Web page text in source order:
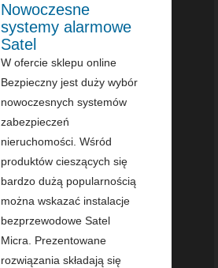
Nowoczesne
systemy alarmowe
Satel
W ofercie sklepu online
Bezpieczny jest duży wybór
nowoczesnych systemów
zabezpieczeń
nieruchomości. Wśród
produktów cieszących się
bardzo dużą popularnością
można wskazać instalacje
bezprzewodowe Satel
Micra. Prezentowane
rozwiązania składają się